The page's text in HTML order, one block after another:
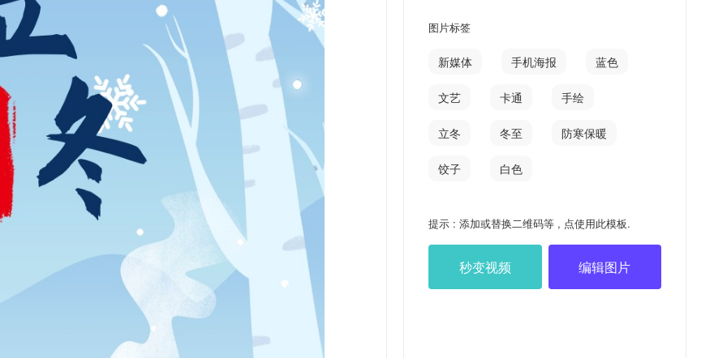
图片标签
新媒体 手机海报 蓝色
文艺 卡通 手绘
立冬 冬至 防寒保暖
饺子 白色
提示 : 添加或替换二维码等 , 点使用此模板.
秒变视频 编辑图片